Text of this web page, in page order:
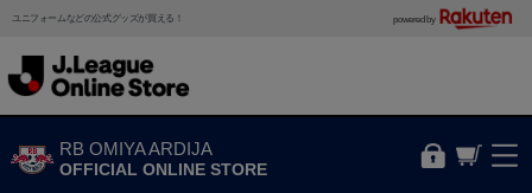
ユニフォームなどの公式グッズが買える！ powered by
RB OMIYA ARDIJA
OFFICIAL ONLINE STORE